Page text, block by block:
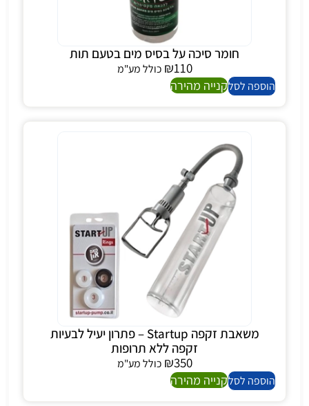
חומר סיכה על בסיס מים בטעם תות
₪110
כולל מע"מ
הוספה לסלקנייה מהירה
משאבת זקפה Startup – פתרון יעיל לבעיות
זקפה ללא תרופות
₪350
כולל מע"מ
הוספה לסלקנייה מהירה